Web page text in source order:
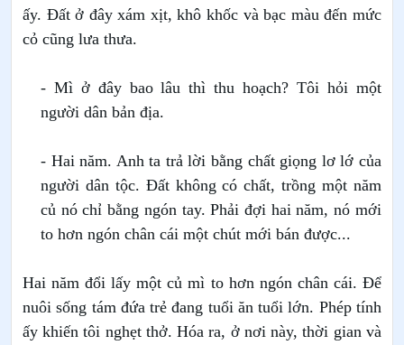
ấy. Đất ở đây xám xịt, khô khốc và bạc màu đến mức
cỏ cũng lưa thưa.
- Mì ở đây bao lâu thì thu hoạch? Tôi hỏi một
người dân bản địa.
- Hai năm. Anh ta trả lời bằng chất giọng lơ lớ của
người dân tộc. Đất không có chất, trồng một năm
củ nó chỉ bằng ngón tay. Phải đợi hai năm, nó mới
to hơn ngón chân cái một chút mới bán được...
Hai năm đổi lấy một củ mì to hơn ngón chân cái. Để
nuôi sống tám đứa trẻ đang tuổi ăn tuổi lớn. Phép tính
ấy khiến tôi nghẹt thở. Hóa ra, ở nơi này, thời gian và